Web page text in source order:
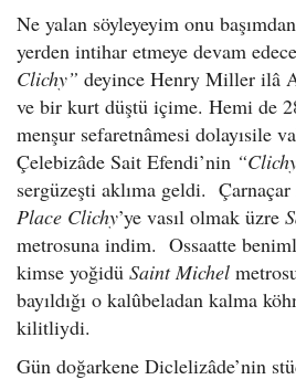
Ne yalan söyleyeyim onu
yerden intihar etmeye devam
Clichy” deyince Henry Miller ilâ
ve bir kurt düştü içime. Hemi de
menşur sefaretnâmesi dolayısile
Çelebizâde Sait Efendi’nin
sergüzeşti aklıma geldi.
Place Clichy’ye vasıl olmak üzre
metrosuna indim. Ossaatte
kimse yoğidü Saint Michel
bayıldığı o kalûbeladan kalma
kilitliydi.
Gün doğarkene Diclelizâde’nin